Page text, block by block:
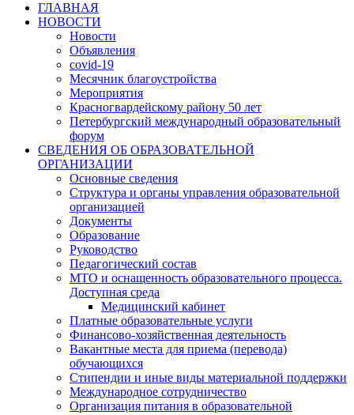
ГЛАВНАЯ
НОВОСТИ
Новости
Объявления
covid-19
Месячник благоустройства
Мероприятия
Красногвардейскому району 50 лет
Петербургский международный образовательный
форум
СВЕДЕНИЯ ОБ ОБРАЗОВАТЕЛЬНОЙ
ОРГАНИЗАЦИИ
Основные сведения
Структура и органы управления образовательной
организацией
Документы
Образование
Руководство
Педагогический состав
МТО и оснащенность образовательного процесса.
Доступная среда
Медицинский кабинет
Платные образовательные услуги
Финансово-хозяйственная деятельность
Вакантные места для приема (перевода)
обучающихся
Стипендии и иные виды материальной поддержки
Международное сотрудничество
Организация питания в образовательной